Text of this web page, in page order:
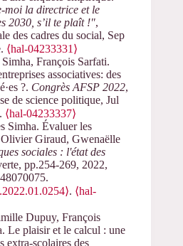
moi la directrice et le
2030, s’il te plaît !",
des cadres du social, Sep
⟨hal-04233331⟩
François Sarfati.
associatives: des
?. Congrès AFSP 2022,
de science politique, Jul
⟨hal-04233337⟩
Simha. Évaluer les
Giraud, Gwenaëlle
sociales : l'état des
pp.254-269, 2022,
. ⟨hal-
Dupuy, François
Le plaisir et le calcul : une
extra-scolaires des